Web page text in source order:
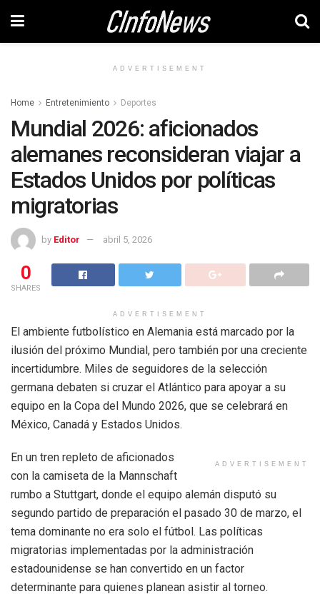
ADVERTISEMENT
Home Entretenimiento Deportes
Mundial 2026: aficionados
alemanes reconsideran viajar a
Estados Unidos por políticas
migratorias
by Editor abril 5, 2026
0
SHARES
ADVERTISEMENT
El ambiente futbolístico en Alemania está marcado por la
ilusión del próximo Mundial, pero también por una creciente
incertidumbre. Miles de seguidores de la selección
germana debaten si cruzar el Atlántico para apoyar a su
equipo en la Copa del Mundo 2026, que se celebrará en
México, Canadá y Estados Unidos.
ADVERTISEMENT
En un tren repleto de aficionados
con la camiseta de la Mannschaft
rumbo a Stuttgart, donde el equipo alemán disputó su
segundo partido de preparación el pasado 30 de marzo, el
tema dominante no era solo el fútbol. Las políticas
migratorias implementadas por la administración
estadounidense se han convertido en un factor
determinante para quienes planean asistir al torneo.